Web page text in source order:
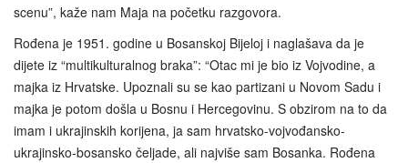
scenu”, kaže nam Maja na početku razgovora.
Rođena je 1951. godine u Bosanskoj Bijeloj i naglašava da je
dijete iz “multikulturalnog braka”: “Otac mi je bio iz Vojvodine, a
majka iz Hrvatske. Upoznali su se kao partizani u Novom Sadu i
majka je potom došla u Bosnu i Hercegovinu. S obzirom na to da
imam i ukrajinskih korijena, ja sam hrvatsko-vojvođansko-
ukrajinsko-bosansko čeljade, ali najviše sam Bosanka. Rođena